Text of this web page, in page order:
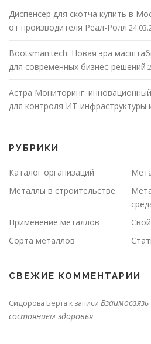
Диспенсер для скотча купить в
от производителя Реал-Ролл
Bootsman.tech: Новая эра
для современных бизнес-решений
Астра Мониторинг:
для контроля ИТ-инфраструктуры
РУБРИКИ
Каталог организаций
Металлы в строительстве
Применение металлов
Сорта металлов
СВЕЖИЕ КОММЕНТАРИИ
Сидорова Берта к записи
состоянием здоровья